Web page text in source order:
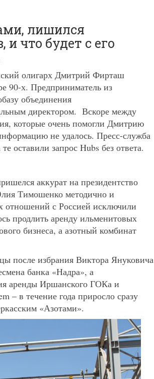
лишился
что будет с его
олигарх Дмитрий Фирташ
90-х. Предприниматель из
объединения
директором. Вскоре между
которые очень помогли Дмитрию
не удалось. Пресс-служба
оставили запрос Hubs без ответа.
аккурат на президентство
Тимошенко методично и
отношений с Россией исключили
продлить аренду ильменитовых
бизнеса, а азотный комбинат
после избрания Виктора Януковича
банка «Надра», а
аренды Иршанского ГОКа и
– в течение года приросло сразу
«Азотами».